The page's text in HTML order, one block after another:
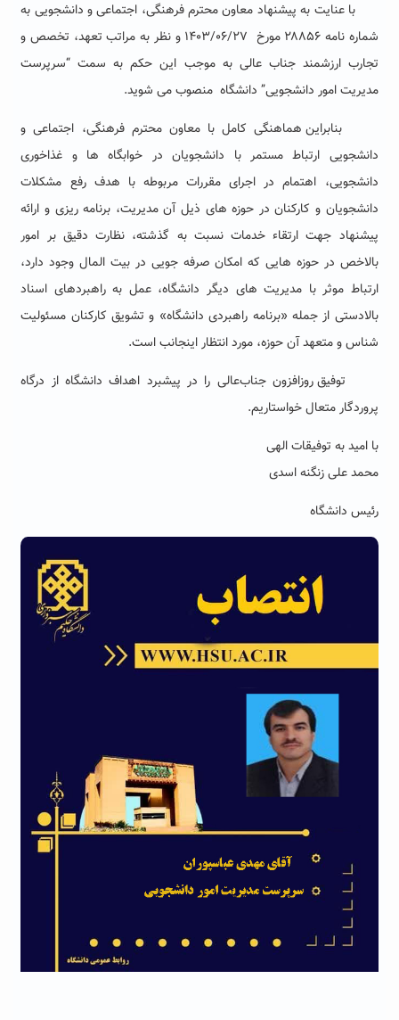
با عنایت به پیشنهاد معاون محترم فرهنگی، اجتماعی و دانشجویی به
شماره نامه ۲۸۸۵۶ مورخ
۱۴۰۳/۰۶/۲۷ و نظر به مراتب تعهد، تخصص و
تجارب ارزشمند جناب عالی به موجب این حکم به سمت“سرپرست
مدیریت امور دانشجویی” دانشگاه منصوب می شوید.
بنابراین هماهنگی کامل با معاون محترم فرهنگی، اجتماعی و
دانشجویی ارتباط مستمر با دانشجویان در خوابگاه ها و غذاخوری
دانشجویی، اهتمام در اجرای مقررات مربوطه با هدف رفع مشکلات
دانشجویان و کارکنان در حوزه های ذیل آن مدیریت، برنامه ریزی و ارائه
پیشنهاد جهت ارتقاء خدمات نسبت به گذشته، نظارت دقیق بر امور
بالاخص در حوزه هایی که امکان صرفه جویی در بیت المال وجود دارد،
ارتباط موثر با مدیریت های دیگر دانشگاه، عمل به راهبردهای اسناد
بالادستی از جمله «برنامه راهبردی دانشگاه» و تشویق کارکنان مسئولیت
شناس و متعهد آن حوزه، مورد انتظار اینجانب است.
توفیق روزافزون جناب‌عالی را در پیشبرد اهداف دانشگاه از درگاه
پروردگار متعال خواستاریم.
با امید به توفیقات الهی
محمد علی زنگنه اسدی
رئیس دانشگاه